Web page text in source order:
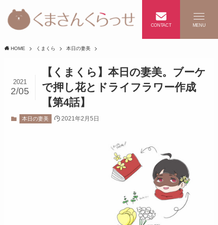
CONTACT MENU
HOME くまくら 本日の妻美
【くまくら】本日の妻美。ブーケ
で押し花とドライフラワー作成
【第4話】
2021
2/05
本日の妻美 2021年2月5日